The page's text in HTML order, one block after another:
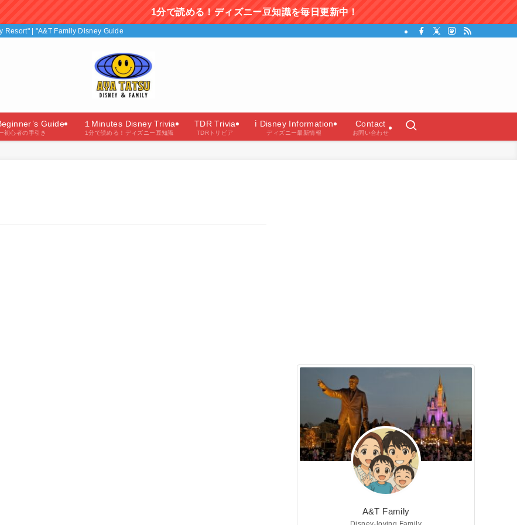
1分で読める！ディズニー豆知識を毎日更新中！
| "A&T Family Disney Guide"（あやたつファミリーのディズニーガイド）
Guide
初心者の手引き
１Minutes Disney Trivia
1分で読める！ディズニー豆知識
TDR Trivia
TDRトリビア
ℹ️ Disney Information
ディズニー最新情報
Contact
お問い合わせ
A&T Family